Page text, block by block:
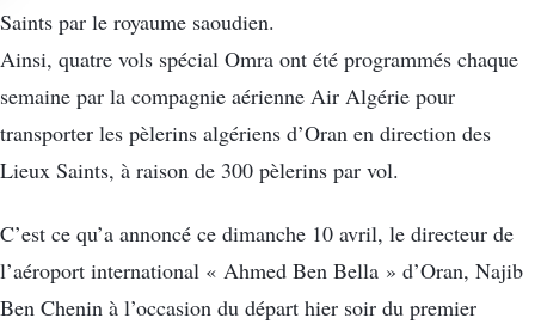
Saints par le royaume saoudien.
Ainsi, quatre vols spécial Omra ont été programmés chaque
semaine par la compagnie aérienne Air Algérie pour
transporter les pèlerins algériens d’Oran en direction des
Lieux Saints, à raison de 300 pèlerins par vol.
C’est ce qu’a annoncé ce dimanche 10 avril, le directeur de
l’aéroport international « Ahmed Ben Bella » d’Oran, Najib
Ben Chenin à l’occasion du départ hier soir du premier